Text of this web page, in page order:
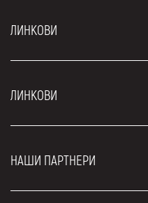
ЛИНКОВИ
Луксузни аутомобили
ЛИНКОВИ
Блог
НАШИ ПАРТНЕРИ